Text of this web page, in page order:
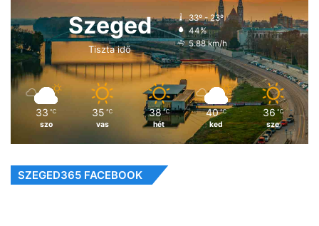
Szeged
Tiszta idő
33º - 23º
44%
5.88 km/h
33 ℃
szo
35 ℃
vas
38 ℃
hét
40 ℃
ked
36 ℃
sze
SZEGED365 FACEBOOK